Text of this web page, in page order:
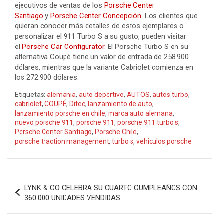
ejecutivos de ventas de los Porsche Center
Santiago y Porsche Center Concepción. Los clientes que
quieran conocer más detalles de estos ejemplares o
personalizar el 911 Turbo S a su gusto, pueden visitar
el Porsche Car Configurator. El Porsche Turbo S en su
alternativa Coupé tiene un valor de entrada de 258.900
dólares, mientras que la variante Cabriolet comienza en
los 272.900 dólares.
Etiquetas: alemania, auto deportivo, AUTOS, autos turbo,
cabriolet, COUPÉ, Ditec, lanzamiento de auto,
lanzamiento porsche en chile, marca auto alemana,
nuevo porsche 911, porsche 911, porsche 911 turbo s,
Porsche Center Santiago, Porsche Chile,
porsche traction management, turbo s, vehiculos porsche
de
entradas
LYNK & CO CELEBRA SU CUARTO CUMPLEAÑOS CON
360.000 UNIDADES VENDIDAS